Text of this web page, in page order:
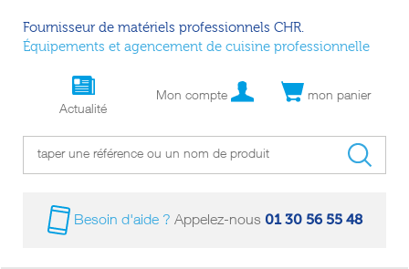
Fournisseur de matériels professionnels CHR.
Équipements et agencement de cuisine professionnelle
Actualité
Mon compte mon panier
Besoin d'aide ? Appelez-nous 01 30 56 55 48